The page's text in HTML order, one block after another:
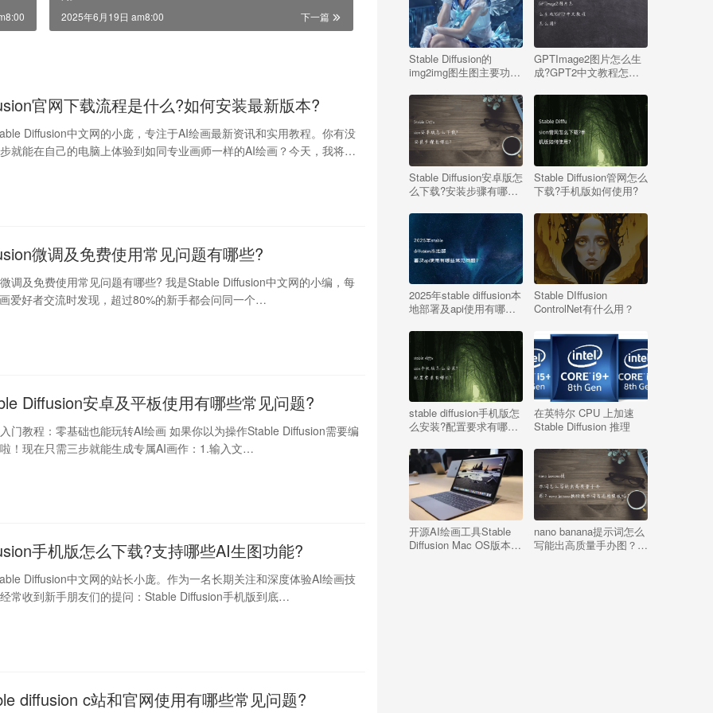
下一篇
2025年6月19日 am8:00
官网下载流程是什么?如何安装最新版本?
Diffusion中文网的小庞，专注于AI绘画最新资讯和实用教程。你有没
就能在自己的电脑上体验到如同专业画师一样的AI绘画？今天，我将带
微调及免费使用常见问题有哪些?
调及免费使用常见问题有哪些? 我是Stable Diffusion中文网的小编，每
爱好者交流时发现，超过80%的新手都会问同一个…
Diffusion安卓及平板使用有哪些常见问题?
门教程：零基础也能玩转AI绘画 如果你以为操作Stable Diffusion需要编
！现在只需三步就能生成专属AI画作：1.输入文…
手机版怎么下载?支持哪些AI生图功能?
Diffusion中文网的站长小庞。作为一名长期关注和深度体验AI绘画技
常收到新手朋友们的提问：Stable Diffusion手机版到底…
diffusion c站和官网使用有哪些常见问题?
Stable Diffusion的
img2img图生图主要功能
GPTImage2图片怎么生
成?GPT2中文教程怎么
Stable Diffusion安卓版怎
么下载?安装步骤有哪
Stable Diffusion管网怎么
下载?手机版如何使用?
2025年stable diffusion本
地部署及api使用有哪些
Stable DIffusion
ControlNet有什么用？
stable diffusion手机版怎
么安装?配置要求有哪
在英特尔 CPU 上加速
Stable Diffusion 推理
开源AI绘画工具Stable
Diffusion Mac OS版本一
nano banana提示词怎么
写能出高质量手办图？